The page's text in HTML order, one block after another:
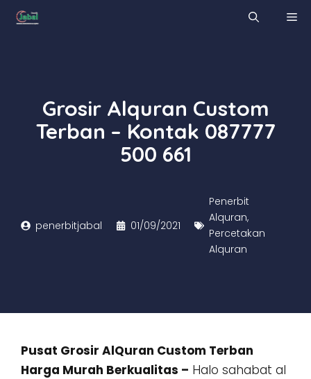
Skip
Grosir Alquran Custom
Terban – Kontak 087777
500 661
penerbitjabal 01/09/2021
Penerbit
Alquran,
Percetakan
Alquran
Pusat Grosir AlQuran Custom Terban
Harga Murah Berkualitas – Halo sahabat al